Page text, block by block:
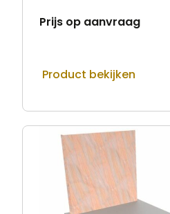
Prijs op aanvraag
Product bekijken